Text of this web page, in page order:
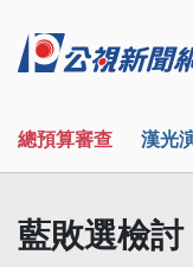
總預算審查 漢光
藍敗選檢